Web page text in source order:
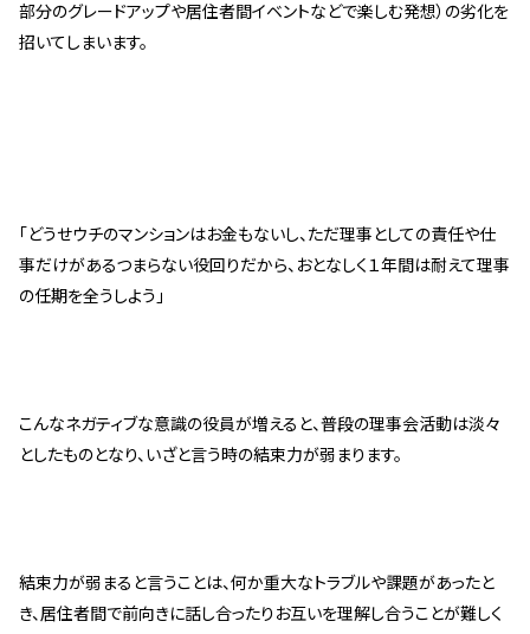
部分のグレードアップや居住者間イベントなどで楽しむ発想）の劣化を
招いてしまいます。
「どうせウチのマンションはお金もないし、ただ理事としての責任や仕
事だけがあるつまらない役回りだから、おとなしく１年間は耐えて理事
の任期を全うしよう」
こんなネガティブな意識の役員が増えると、普段の理事会活動は淡々
としたものとなり、いざと言う時の結束力が弱まります。
結束力が弱まると言うことは、何か重大なトラブルや課題があったと
き、居住者間で前向きに話し合ったりお互いを理解し合うことが難しく